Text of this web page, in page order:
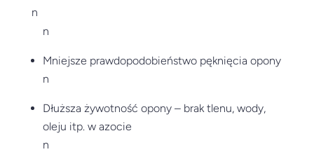
n
n
Mniejsze prawdopodobieństwo pęknięcia opony
n
Dłuższa żywotność opony – brak tlenu, wody,
oleju itp. w azocie
n